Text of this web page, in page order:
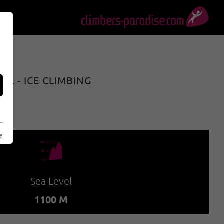
- ICE CLIMBING
🞱
Sea Level
1100 M